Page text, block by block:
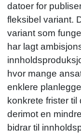
datoer for
fleksibel variant.
variant som
har lagt
hvor mange
enklere
konkrete frister til
derimot en
bidrar til